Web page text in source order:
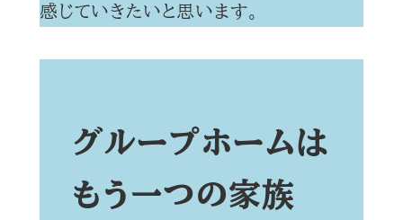
感じていきたいと思います。
グループホームは
もう一つの家族